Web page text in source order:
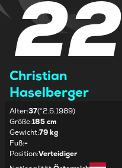
22
Christian
Haselberger
Alter:37(*2.6.1989)
Größe:185 cm
Gewicht:79 kg
Fuß:-
Position:Verteidiger